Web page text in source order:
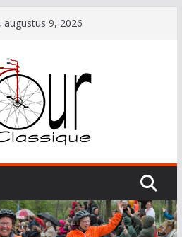
augustus 9, 2026